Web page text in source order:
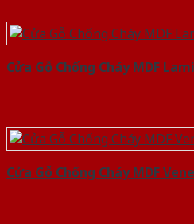
Cửa Gỗ Chống Cháy MDF
Cửa Gỗ Chống Cháy MDF